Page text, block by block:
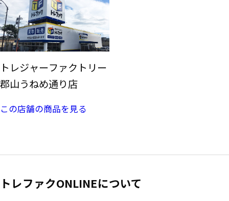
トレジャーファクトリー
郡山うねめ通り店
この店舗の商品を見る
トレファクONLINEについて